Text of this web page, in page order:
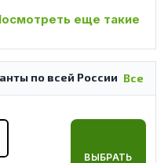
еще такие
Все
по всей России
ВЫБРАТЬ